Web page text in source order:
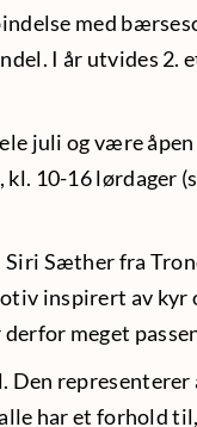
med
I år utvides 2.
juli og være åpen
kl. 10-16 lørdager
Sæther fra
inspirert av kyr
meget
Den
har et forhold